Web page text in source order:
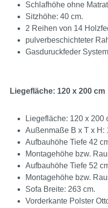
Schlafhöhe ohne
Sitzhöhe: 40 cm.
2 Reihen von 14
pulverbeschichteter
Gasduruckfeder
Liegefläche: 120 x 200 cm
Liegefläche: 120 x 200
Außenmaße B x T x H:
Aufbauhöhe Tiefe 42
Montagehöhe bzw.
Aufbauhöhe Tiefe 52
Montagehöhe bzw.
Sofa Breite: 263 cm.
Vorderkante Polster